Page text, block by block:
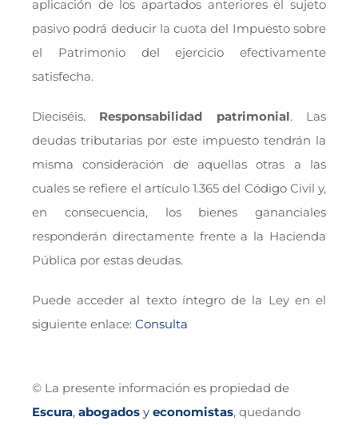
aplicación de los apartados anteriores el sujeto
pasivo podrá deducir la cuota del Impuesto sobre
el Patrimonio del ejercicio efectivamente
satisfecha.
Dieciséis. Responsabilidad patrimonial. Las
deudas tributarias por este impuesto tendrán la
misma consideración de aquellas otras a las
cuales se refiere el artículo 1.365 del Código Civil y,
en consecuencia, los bienes gananciales
responderán directamente frente a la Hacienda
Pública por estas deudas.
Puede acceder al texto íntegro de la Ley en el
siguiente enlace: Consulta
© La presente información es propiedad de
Escura, abogadosy economistas, quedando